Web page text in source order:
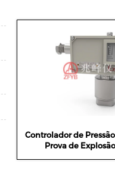
Controlador de
Prova de